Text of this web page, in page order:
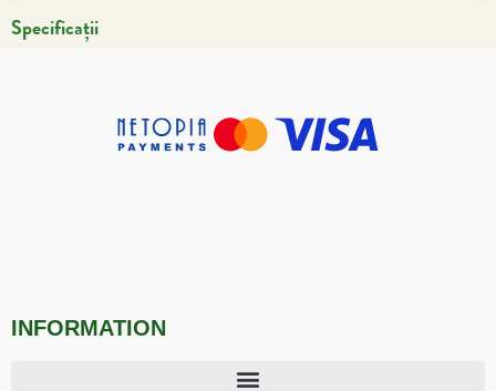
Specificații
INFORMATION